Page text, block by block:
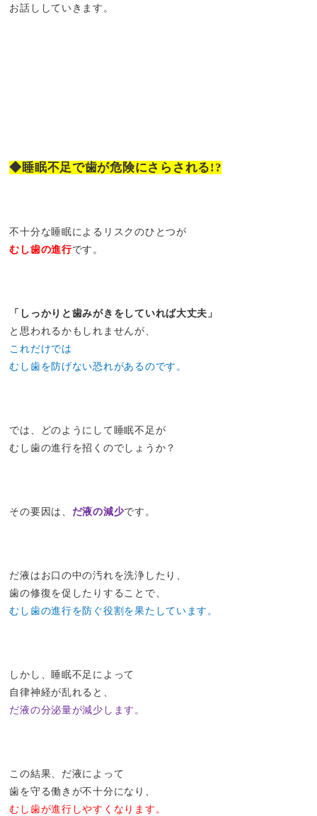
お話ししていきます。
◆睡眠不足で歯が危険にさらされる!?
不十分な睡眠によるリスクのひとつが
むし歯の進行です。
「しっかりと歯みがきをしていれば大丈夫」
と思われるかもしれませんが、
これだけでは
むし歯を防げない恐れがあるのです。
では、どのようにして睡眠不足が
むし歯の進行を招くのでしょうか？
その要因は、 だ液の減少です。
だ液はお口の中の汚れを洗浄したり、
歯の修復を促したりすることで、
むし歯の進行を防ぐ役割を果たしています。
しかし、睡眠不足によって
自律神経が乱れると、
だ液の分泌量が減少します。
この結果、だ液によって
歯を守る働きが不十分になり、
むし歯が進行しやすくなります。